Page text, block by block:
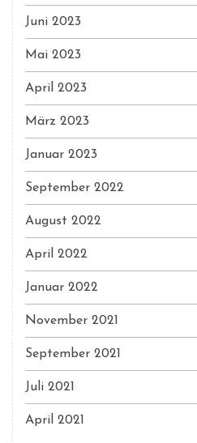
Juni 2023
Mai 2023
April 2023
März 2023
Januar 2023
September 2022
August 2022
April 2022
Januar 2022
November 2021
September 2021
Juli 2021
April 2021